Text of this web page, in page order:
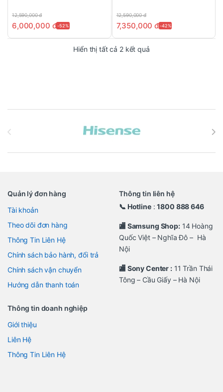
12,590,000đ
6,000,000 đ-52%
12,590,000đ
7,350,000đ-42%
Hiển thị tất cả 2 kết quảĐã sắp xếp theo mới
Quản lý đơn hàng
Tài khoản
Theo dõi đơn hàng
Thông Tin Liên Hệ
Chính sách bảo hành, đổi trả
Chính sách vận chuyển
Hướng dẫn thanh toán
Thông tin liên hệ
📞 Hotline:1800 888 646
🏬 Samsung Shop:14 Hoàng
Quốc Việt – Nghĩa Đô – Hà
Nội
🏬 Sony Center :11 Trần Thái
Tông – Cầu Giấy – Hà Nội
Thông tin doanh nghiệp
Giới thiệu
Liên Hệ
Thông Tin Liên Hệ